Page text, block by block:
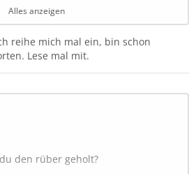
Stall oder auf einen Abladepunkt
ist die abgekippte Ladung
muss ich im GE und Fahrzeug-xml
Gras (Ladung) auch im
?
Alles anzeigen
reihe mich mal ein, bin schon
Lese mal mit.
den rüber geholt?